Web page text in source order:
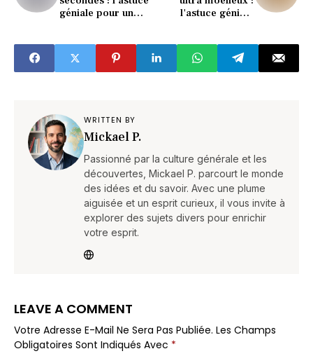
géniale pour un
l'astuce géniale
WRITTEN BY
Mickael P.
Passionné par la culture générale et les
découvertes, Mickael P. parcourt le monde
des idées et du savoir. Avec une plume
aiguisée et un esprit curieux, il vous invite à
explorer des sujets divers pour enrichir
votre esprit.
LEAVE A COMMENT
Votre Adresse E-Mail Ne Sera Pas Publiée. Les Champs
Obligatoires Sont Indiqués Avec *